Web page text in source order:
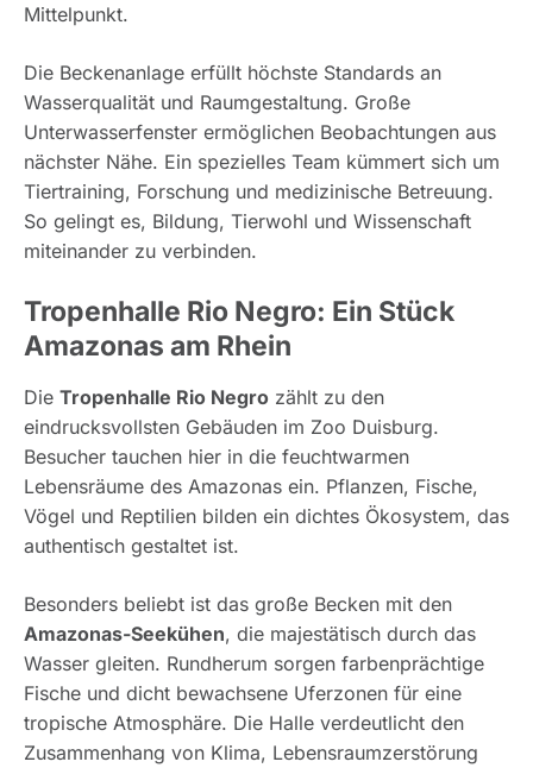
Mittelpunkt.
Die Beckenanlage erfüllt höchste Standards an
Wasserqualität und Raumgestaltung. Große
Unterwasserfenster ermöglichen Beobachtungen aus
nächster Nähe. Ein spezielles Team kümmert sich um
Tiertraining, Forschung und medizinische Betreuung.
So gelingt es, Bildung, Tierwohl und Wissenschaft
miteinander zu verbinden.
Tropenhalle Rio Negro: Ein Stück
Amazonas am Rhein
Die Tropenhalle Rio Negro zählt zu den
eindrucksvollsten Gebäuden im Zoo Duisburg.
Besucher tauchen hier in die feuchtwarmen
Lebensräume des Amazonas ein. Pflanzen, Fische,
Vögel und Reptilien bilden ein dichtes Ökosystem, das
authentisch gestaltet ist.
Besonders beliebt ist das große Becken mit den
Amazonas-Seekühen, die majestätisch durch das
Wasser gleiten. Rundherum sorgen farbenprächtige
Fische und dicht bewachsene Uferzonen für eine
tropische Atmosphäre. Die Halle verdeutlicht den
Zusammenhang von Klima, Lebensraumzerstörung